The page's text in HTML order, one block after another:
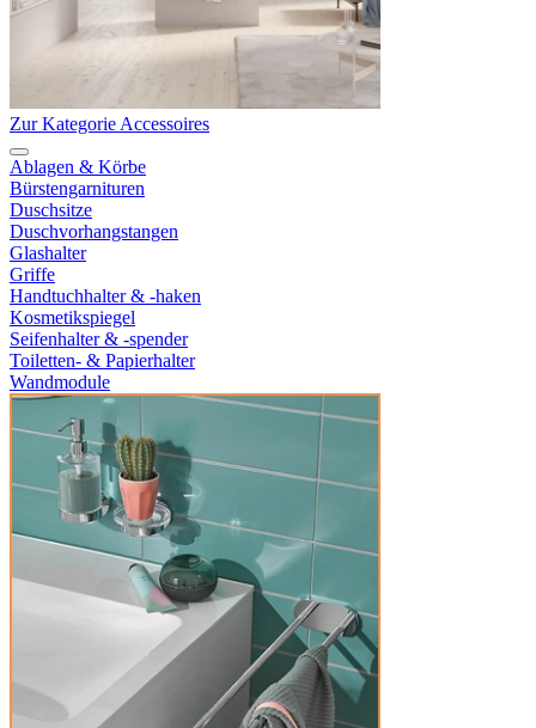
Zur Kategorie Accessoires
Ablagen & Körbe
Bürstengarnituren
Duschsitze
Duschvorhangstangen
Glashalter
Griffe
Handtuchhalter & -haken
Kosmetikspiegel
Seifenhalter & -spender
Toiletten- & Papierhalter
Wandmodule